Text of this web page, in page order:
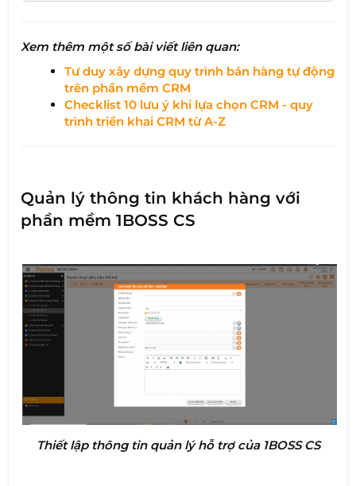
Xem thêm một số bài viết liên quan:
Tư duy xây dựng quy trình bán hàng tự động
trên phần mềm CRM
Checklist 10 lưu ý khi lựa chọn CRM - quy
trình triển khai CRM từ A-Z
Quản lý thông tin khách hàng với
phần mềm 1BOSS CS
Thiết lập thông tin quản lý hỗ trợ của 1BOSS CS